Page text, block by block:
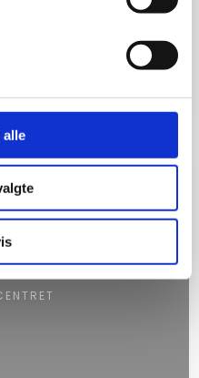
alle